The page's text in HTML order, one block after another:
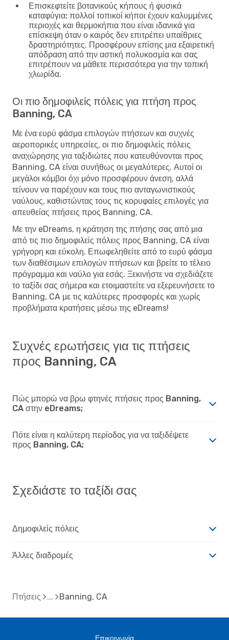
Επισκεφτείτε βοτανικούς κήπους ή φυσικά
καταφύγια: πολλοί τοπικοί κήποι έχουν καλυμμένες
περιοχές και θερμοκήπια που είναι ιδανικά για
επίσκεψη όταν ο καιρός δεν επιτρέπει υπαίθριες
δραστηριότητες. Προσφέρουν επίσης μια εξαιρετική
απόδραση από την αστική πολυκοσμία και σας
επιτρέπουν να μάθετε περισσότερα για την τοπική
χλωρίδα.
Οι πιο δημοφιλείς πόλεις για πτήση προς
Banning, CA
Με ένα ευρύ φάσμα επιλογών πτήσεων και συχνές
αεροπορικές υπηρεσίες, οι πιο δημοφιλείς πόλεις
αναχώρησης για ταξιδιώτες που κατευθύνονται προς
Banning, CA είναι συνήθως οι μεγαλύτερες. Αυτοί οι
μεγάλοι κόμβοι όχι μόνο προσφέρουν άνεση, αλλά
τείνουν να παρέχουν και τους πιο ανταγωνιστικούς
ναύλους, καθιστώντας τους τις κορυφαίες επιλογές για
απευθείας πτήσεις προς Banning, CA.
Με την eDreams, η κράτηση της πτήσης σας από μια
από τις πιο δημοφιλείς πόλεις προς Banning, CA είναι
γρήγορη και εύκολη. Επωφεληθείτε από το ευρύ φάσμα
των διαθέσιμων επιλογών πτήσεων και βρείτε το τέλειο
πρόγραμμα και ναύλο για εσάς. Ξεκινήστε να σχεδιάζετε
το ταξίδι σας σήμερα και ετοιμαστείτε να εξερευνήσετε το
Banning, CA με τις καλύτερες προσφορές και χωρίς
προβλήματα κρατήσεις μέσω της eDreams!
Συχνές ερωτήσεις για τις πτήσεις
προς Banning, CA
Πώς μπορώ να βρω φτηνές πτήσεις προς Banning,
CA στην eDreams;
Πότε είναι η καλύτερη περίοδος για να ταξιδέψετε
προς Banning, CA;
Σχεδιάστε το ταξίδι σας
Δημοφιλείς πόλεις
Άλλες διαδρομές
Πτήσεις Banning, CA
Επικοινωνία